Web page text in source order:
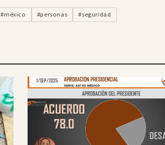
#méxico #personas #seguridad